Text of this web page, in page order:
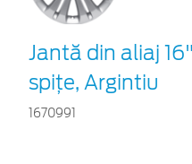
Jantă din aliaj
spiţe, Argintiu
1670991